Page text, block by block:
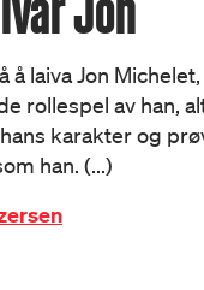
å laiva Jon
rollespel av han,
karakter og
han. (...)